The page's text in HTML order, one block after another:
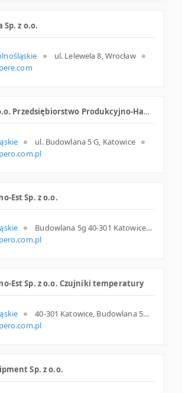
Sp. z o.o.
ul. Lelewela 8, Wrocław
Ampero Sp. z o.o. Przedsiębiorstwo Produkcyjno-Handlowo-Usługowe
ul. Budowlana 5 G, Katowice
Est Sp. z o.o.
Budowlana 5g 40-301 Katowice Polska
Est Sp. z o.o. Czujniki temperatury
40-301 Katowice, Budowlana 5g, woj. Śląskie, pow. Katowice, gm. Katowice
Sp. z o.o.